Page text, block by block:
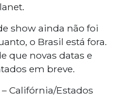
show ainda não foi
o Brasil está fora.
que novas datas e
em breve.
Califórnia/Estados